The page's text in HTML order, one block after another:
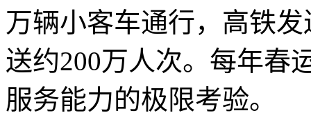
万辆小客车通行，高铁
送约200万人次。每年春
服务能力的极限考验。